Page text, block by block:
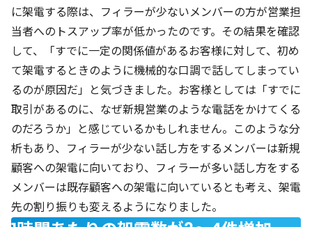
に架電する際は、フィラーが少ないメンバーの方が営業担
当者へのトスアップ率が低かったのです。その結果を確認
して、「すでに一定の関係値があるお客様に対して、初め
て架電するときのように機械的な口調で話してしまってい
るのが原因だ」と気づきました。お客様としては「すでに
取引があるのに、なぜ新規営業のような電話をかけてくる
のだろうか」と感じているかもしれません。このような分
析もあり、フィラーが少ない話し方をするメンバーは新規
顧客への架電に向いており、フィラーが多い話し方をする
メンバーは既存顧客への架電に向いているとも考え、架電
先の割り振りも変えるようになりました。